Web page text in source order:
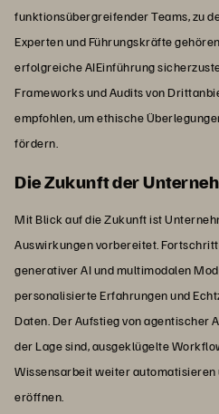
funktionsübergreifender Teams, zu
Experten und Führungskräfte
erfolgreiche AIEinführung
Frameworks und Audits von
empfohlen, um ethische
fördern.
Die Zukunft der
Mit Blick auf die Zukunft ist
Auswirkungen vorbereitet.
generativer AI und multimodalen
personalisierte Erfahrungen und
Daten. Der Aufstieg von agentischer
der Lage sind, ausgeklügelte
Wissensarbeit weiter automatisieren
eröffnen.